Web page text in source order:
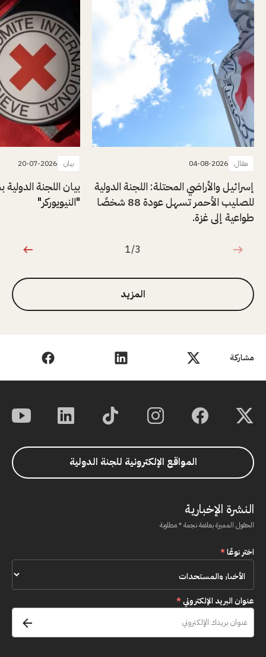
مشاركة
مقال 04-08-2026
إسرائيل والأراضي المحتلة: اللجنة الدولية
للصليب الأحمر تسهل عودة 88 شخصًا
طواعية إلى غزة.
بيان 20-07-2026
بيان اللجنة
"النيويوركر"
1 من 3
1/3
المزيد
المواقع الإلكترونية للجنة الدولية
النشرة الإخبارية
الحقول المميزة بعلامة نجمة * مطلوبة
اختر نوعًا*
عنوان البريد الإلكتروني*